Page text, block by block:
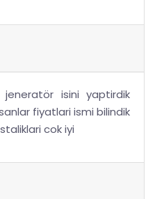
jeneratör isini yaptirdik
fiyatlari ismi bilindik
cok iyi